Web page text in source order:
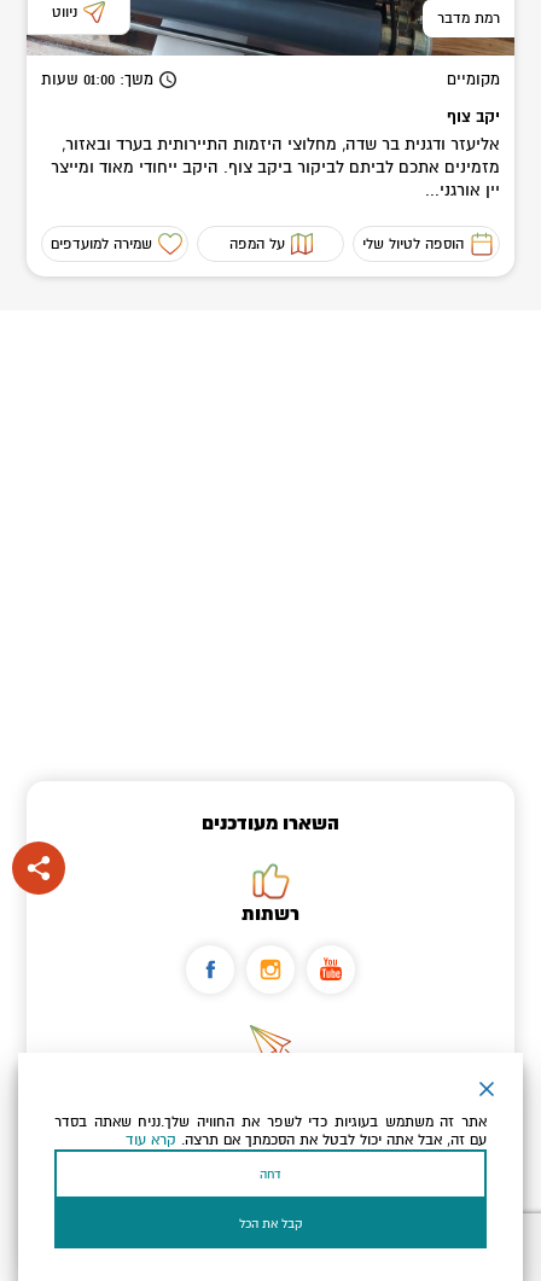
רמת מדבר ניווט
מקומיים משך: 01:00 שעות
יקב צוף
אליעזר ודגנית בר שדה, מחלוצי היזמות התיירותית בערד ובאזור,
מזמינים אתכם לביתם לביקור ביקב צוף. היקב ייחודי מאוד ומייצר
יין אורגני...
הוספה לטיול שלי על המפה שמירה למועדפים
השארו מעודכנים
רשתות
כתובת הדוא"ל שלך
אני מאשר/ת שקראתי ומסכים/הלמדיניות הפרטיות ולמדיניות
אתר זה משתמש בעוגיות כדי לשפר את החוויה שלך.נניח שאתה בסדר
עם זה, אבל אתה יכול לבטל את הסכמתך אם תרצה. קרא עוד
דחה
קבל את הכל